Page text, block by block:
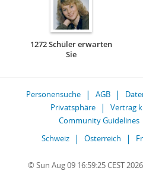
1272 Schüler erwarten
Sie
Personensuche AGB
Privatsphäre
Vertrag
Community Guidelines
Schweiz
Österreich
© Sun Aug 09 16:59:25 CEST